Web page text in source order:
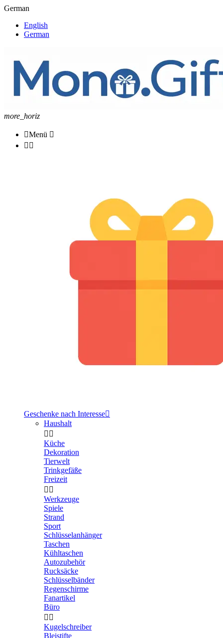
German
English
German
more_horiz
Menü 
 
Geschenke nach Interesse
Haushalt
 
Küche
Dekoration
Tierwelt
Trinkgefäße
Freizeit
 
Werkzeuge
Spiele
Strand
Sport
Schlüsselanhänger
Taschen
Kühltaschen
Autozubehör
Rucksäcke
Schlüsselbänder
Regenschirme
Fanartikel
Büro
 
Kugelschreiber
Bleistifte